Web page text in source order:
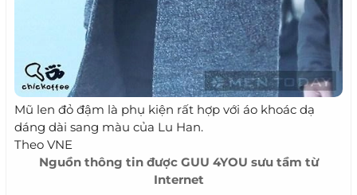
Mũ len đỏ đậm là phụ kiện rất hợp với áo khoác dạ
dáng dài sang màu của Lu Han.
Theo VNE
Nguồn thông tin được GUU 4YOU sưu tầm từ
Internet